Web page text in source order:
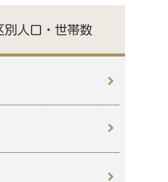
住宅
申請書ダウンロード
別人口・世帯数